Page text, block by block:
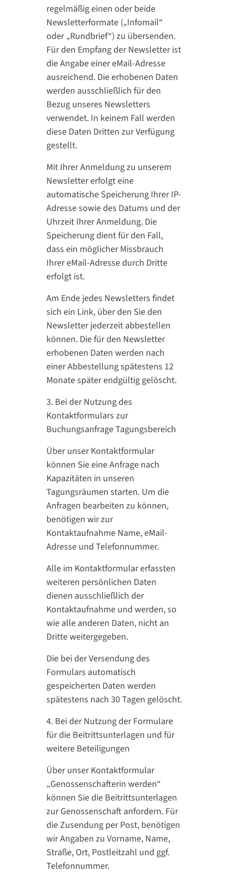
regelmäßig einen oder beide
Newsletterformate („Infomail“
oder „Rundbrief“) zu übersenden.
Für den Empfang der Newsletter ist
die Angabe einer eMail-Adresse
ausreichend. Die erhobenen Daten
werden ausschließlich für den
Bezug unseres Newsletters
verwendet. In keinem Fall werden
diese Daten Dritten zur Verfügung
gestellt.
Mit Ihrer Anmeldung zu unserem
Newsletter erfolgt eine
automatische Speicherung Ihrer IP-
Adresse sowie des Datums und der
Uhrzeit Ihrer Anmeldung. Die
Speicherung dient für den Fall,
dass ein möglicher Missbrauch
Ihrer eMail-Adresse durch Dritte
erfolgt ist.
Am Ende jedes Newsletters findet
sich ein Link, über den Sie den
Newsletter jederzeit abbestellen
können. Die für den Newsletter
erhobenen Daten werden nach
einer Abbestellung spätestens 12
Monate später endgültig gelöscht.
3. Bei der Nutzung des
Kontaktformulars zur
Buchungsanfrage Tagungsbereich
Über unser Kontaktformular
können Sie eine Anfrage nach
Kapazitäten in unseren
Tagungsräumen starten. Um die
Anfragen bearbeiten zu können,
benötigen wir zur
Kontaktaufnahme Name, eMail-
Adresse und Telefonnummer.
Alle im Kontaktformular erfassten
weiteren persönlichen Daten
dienen ausschließlich der
Kontaktaufnahme und werden, so
wie alle anderen Daten, nicht an
Dritte weitergegeben.
Die bei der Versendung des
Formulars automatisch
gespeicherten Daten werden
spätestens nach 30 Tagen gelöscht.
4. Bei der Nutzung der Formulare
für die Beitrittsunterlagen und für
weitere Beteiligungen
Über unser Kontaktformular
„Genossenschafterin werden“
können Sie die Beitrittsunterlagen
zur Genossenschaft anfordern. Für
die Zusendung per Post, benötigen
wir Angaben zu Vorname, Name,
Straße, Ort, Postleitzahl und ggf.
Telefonnummer.